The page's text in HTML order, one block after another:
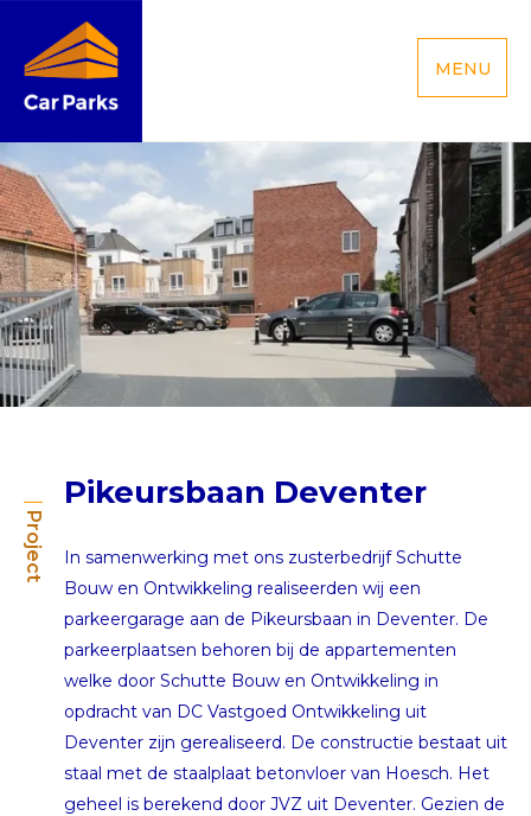
MENU
Project
Pikeursbaan Deventer
In samenwerking met ons zusterbedrijf Schutte
Bouw en Ontwikkeling realiseerden wij een
parkeergarage aan de Pikeursbaan in Deventer. De
parkeerplaatsen behoren bij de appartementen
welke door Schutte Bouw en Ontwikkeling in
opdracht van DC Vastgoed Ontwikkeling uit
Deventer zijn gerealiseerd. De constructie bestaat uit
staal met de staalplaat betonvloer van Hoesch. Het
geheel is berekend door JVZ uit Deventer. Gezien de